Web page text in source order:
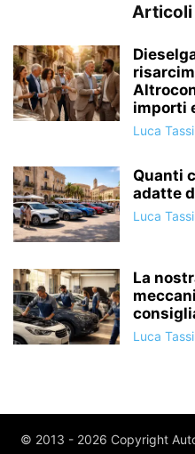
Articoli
importi
Luca Tassi
Quanti
adatte
Luca Tassi
La
Luca Tassi
© 2013 - 2026 Copyright